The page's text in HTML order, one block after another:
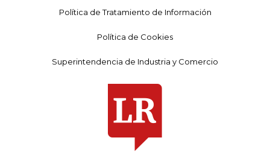
Política de Tratamiento de Información
Política de Cookies
Superintendencia de Industria y Comercio